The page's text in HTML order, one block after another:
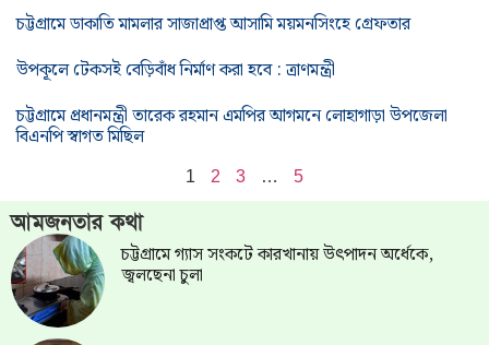
চট্টগ্রামে ডাকাতি মামলার সাজাপ্রাপ্ত আসামি ময়মনসিংহে গ্রেফতার
উপকূলে টেকসই বেড়িবাঁধ নির্মাণ করা হবে : ত্রাণমন্ত্রী
চট্টগ্রামে প্রধানমন্ত্রী তারেক রহমান এমপির আগমনে লোহাগাড়া উপজেলা
বিএনপি স্বাগত মিছিল
1 2 3 … 5
আমজনতার কথা
চট্টগ্রামে গ্যাস সংকটে কারখানায় উৎপাদন অর্ধেকে,
জ্বলছেনা চুলা